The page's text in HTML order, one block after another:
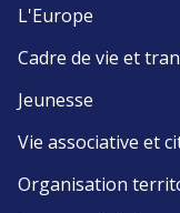
L'Europe
Cadre de vie et
Jeunesse
Vie associative et
Organisation